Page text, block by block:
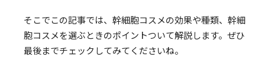
そこでこの記事では、幹細胞コスメの効果や種類、幹細
胞コスメを選ぶときのポイントついて解説します。ぜひ
最後までチェックしてみてくださいね。